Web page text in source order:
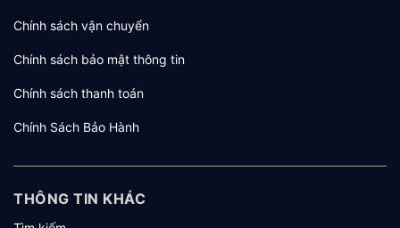
Chính sách vận chuyển
Chính sách bảo mật thông tin
Chính sách thanh toán
Chính Sách Bảo Hành
THÔNG TIN KHÁC